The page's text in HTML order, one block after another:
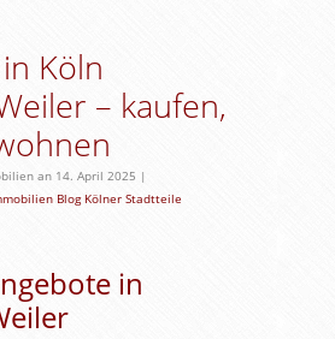
Köln
– kaufen,
an 14. April 2025 |
Blog Kölner Stadtteile
in